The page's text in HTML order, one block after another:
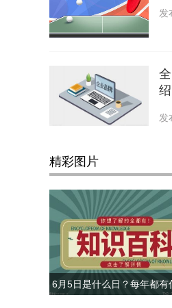
发
绍
发
精彩图片
6月5日是什么日？每年都有